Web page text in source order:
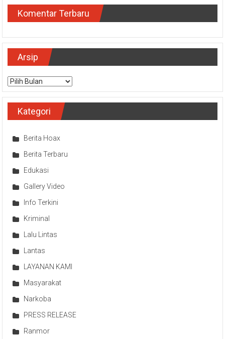
Komentar Terbaru
Arsip
Arsip
Kategori
Berita Hoax
Berita Terbaru
Edukasi
Gallery Video
Info Terkini
Kriminal
Lalu Lintas
Lantas
LAYANAN KAMI
Masyarakat
Narkoba
PRESS RELEASE
Ranmor